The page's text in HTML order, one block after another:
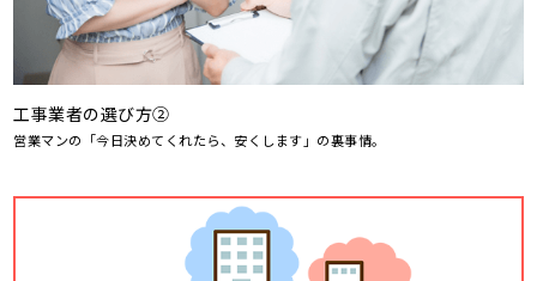
工事業者の選び方②
営業マンの「今日決めてくれたら、安くします」の裏事情。